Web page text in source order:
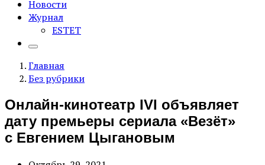
Новости
Журнал
ESTET
Главная
Без рубрики
Онлайн-кинотеатр IVI объявляет
дату премьеры сериала «Везёт»
с Евгением Цыгановым